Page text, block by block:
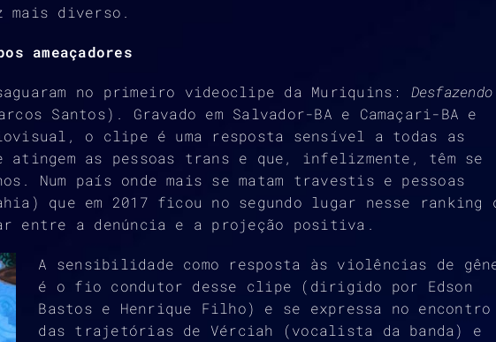
mais diverso.
ameaçadores
no primeiro videoclipe da Muriquins: Desfazendo
Santos). Gravado em Salvador-BA e Camaçari-BA e
o clipe é uma resposta sensível a todas as
atingem as pessoas trans e que, infelizmente, têm se
Num país onde mais se matam travestis e pessoas
que em 2017 ficou no segundo lugar nesse ranking
entre a denúncia e a projeção positiva.
A sensibilidade como resposta às violências de
é o fio condutor desse clipe (dirigido por Edson
Bastos e Henrique Filho) e se expressa no encontro
das trajetórias de Vérciah (vocalista da banda) e